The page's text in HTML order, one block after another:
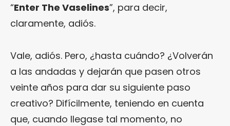
“Enter The Vaselines”, para decir,
claramente, adiós.
Vale, adiós. Pero, ¿hasta cuándo? ¿Volverán
a las andadas y dejarán que pasen otros
veinte años para dar su siguiente paso
creativo? Difícilmente, teniendo en cuenta
que, cuando llegase tal momento, no